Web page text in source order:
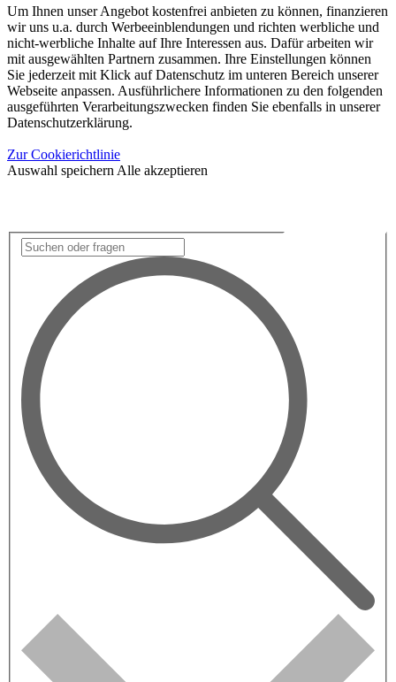
Um Ihnen unser Angebot kostenfrei anbieten zu können, finanzieren
wir uns u.a. durch Werbeeinblendungen und richten werbliche und
nicht-werbliche Inhalte auf Ihre Interessen aus. Dafür arbeiten wir
mit ausgewählten Partnern zusammen. Ihre Einstellungen können
Sie jederzeit mit Klick auf Datenschutz im unteren Bereich unserer
Webseite anpassen. Ausführlichere Informationen zu den folgenden
ausgeführten Verarbeitungszwecken finden Sie ebenfalls in unserer
Datenschutzerklärung.
Zur Cookierichtlinie
Auswahl speichern Alle akzeptieren